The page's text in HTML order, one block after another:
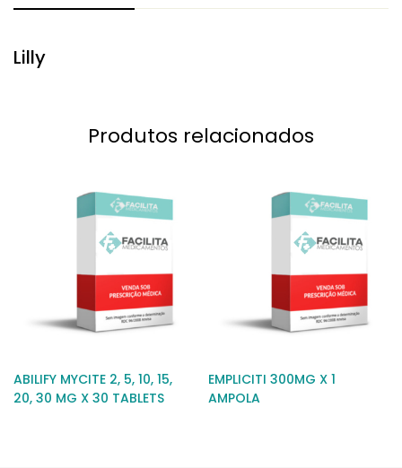
Lilly
Produtos relacionados
ABILIFY MYCITE 2, 5, 10, 15,
20, 30 MG X 30 TABLETS
EMPLICITI 300MG X 1
AMPOLA